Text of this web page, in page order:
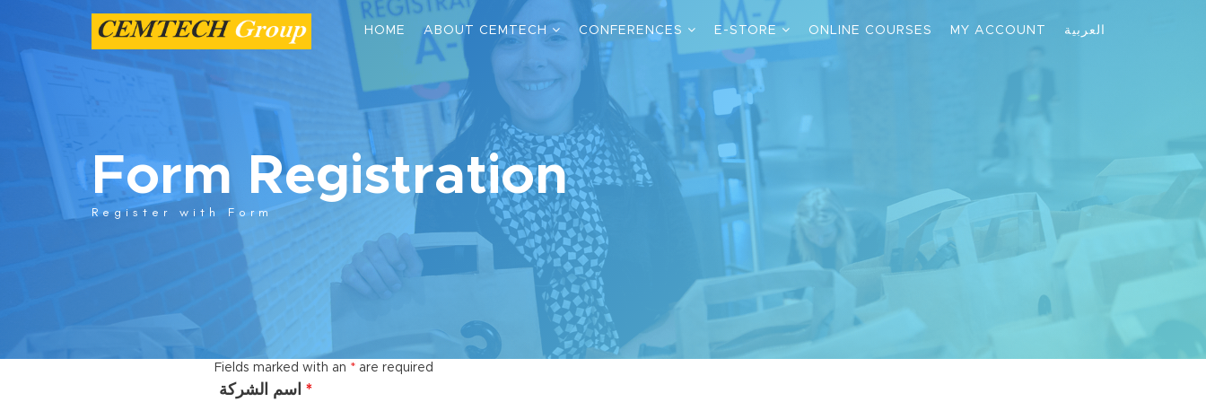
HOME ABOUT CEMTECH CONFERENCES E-STORE ONLINE COURSES MY ACCOUNT العربية
Form Registration
Register with Form
Fields marked with an * are required
*